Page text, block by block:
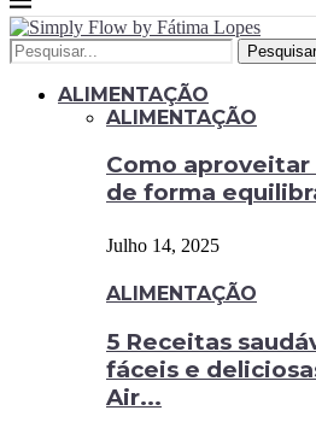
Pesquisar
ALIMENTAÇÃO
ALIMENTAÇÃO
Como aproveitar
de forma
Julho 14, 2025
ALIMENTAÇÃO
5 Receitas
fáceis e
Air...